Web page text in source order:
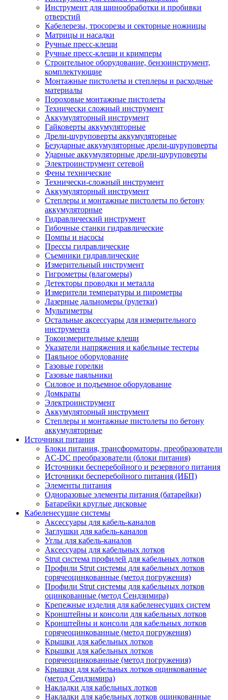
Инструмент для шинообработки и пробивки
отверстий
Кабелерезы, тросорезы и секторные ножницы
Матрицы и насадки
Ручные пресс-клещи
Ручные пресс-клещи и кримперы
Строительное оборудование, бензоинструмент,
комплектующие
Монтажные пистолеты и степлеры и расходные
материалы
Пороховые монтажные пистолеты
Технически сложный инструмент
Аккумуляторный инструмент
Гайковерты аккумуляторные
Дрели-шуруповерты аккумуляторные
Безударные аккумуляторные дрели-шуруповерты
Ударные аккумуляторные дрели-шуруповерты
Электроинструмент сетевой
Фены технические
Технически-сложный инструмент
Аккумуляторный инструмент
Степлеры и монтажные пистолеты по бетону
аккумуляторные
Гидравлический инструмент
Гибочные станки гидравлические
Помпы и насосы
Прессы гидравлические
Съемники гидравлические
Измерительный инструмент
Гигрометры (влагомеры)
Детекторы проводки и металла
Измерители температуры и пирометры
Лазерные дальномеры (рулетки)
Мультиметры
Остальные аксессуары для измерительного
инструмента
Токоизмерительные клещи
Указатели напряжения и кабельные тестеры
Паяльное оборудование
Газовые горелки
Газовые паяльники
Силовое и подъемное оборудование
Домкраты
Электроинструмент
Аккумуляторный инструмент
Степлеры и монтажные пистолеты по бетону
аккумуляторные
Источники питания
Блоки питания, трансформаторы, преобразователи
AC-DC преобразователи (блоки питания)
Источники бесперебойного и резервного питания
Источники бесперебойного питания (ИБП)
Элементы питания
Одноразовые элементы питания (батарейки)
Батарейки круглые дисковые
Кабеленесущие системы
Аксессуары для кабель-каналов
Заглушки для кабель-каналов
Углы для кабель-каналов
Аксессуары для кабельных лотков
Strut система профилей для кабельных лотков
Профили Strut системы для кабельных лотков
горячеоцинкованные (метод погружения)
Профили Strut системы для кабельных лотков
оцинкованные (метод Сендзимира)
Крепежные изделия для кабеленесущих систем
Кронштейны и консоли для кабельных лотков
Кронштейны и консоли для кабельных лотков
горячеоцинкованные (метод погружения)
Крышки для кабельных лотков
Крышки для кабельных лотков
горячеоцинкованные (метод погружения)
Крышки для кабельных лотков оцинкованные
(метод Сендзимира)
Накладки для кабельных лотков
Накладки для кабельных лотков оцинкованные